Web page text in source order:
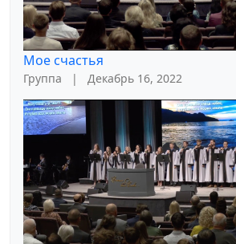
Мое счастья
Группа | Декабрь 16, 2022